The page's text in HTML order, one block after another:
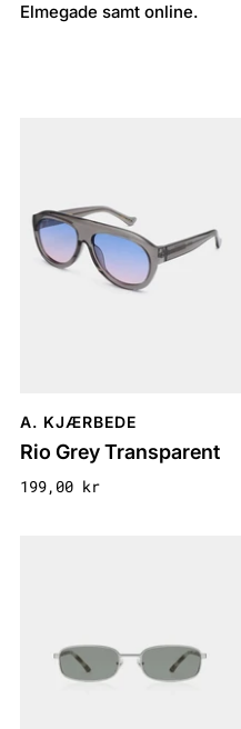
Elmegade samt online.
A. KJÆRBEDE
Rio Grey Transparent
199,00 kr